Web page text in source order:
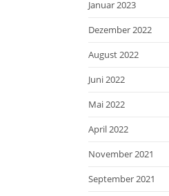
Januar 2023
Dezember 2022
August 2022
Juni 2022
Mai 2022
April 2022
November 2021
September 2021